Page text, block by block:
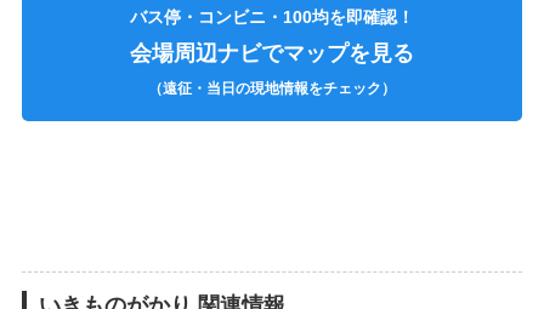
バス停・コンビニ・100均を即確認！
会場周辺ナビでマップを見る
（遠征・当日の現地情報をチェック）